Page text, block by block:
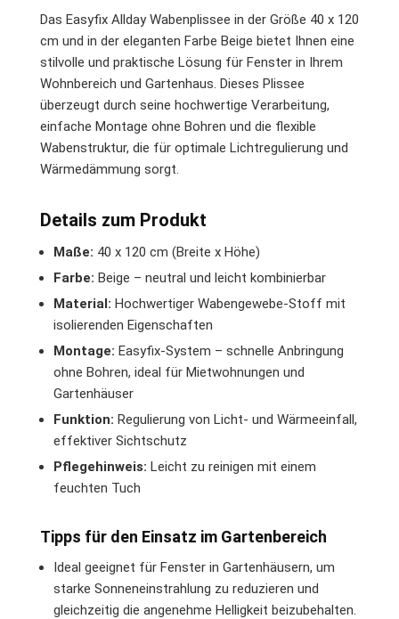
Das Easyfix Allday Wabenplissee in der Größe 40 x 120
cm und in der eleganten Farbe Beige bietet Ihnen eine
stilvolle und praktische Lösung für Fenster in Ihrem
Wohnbereich und Gartenhaus. Dieses Plissee
überzeugt durch seine hochwertige Verarbeitung,
einfache Montage ohne Bohren und die flexible
Wabenstruktur, die für optimale Lichtregulierung und
Wärmedämmung sorgt.
Details zum Produkt
Maße: 40 x 120 cm (Breite x Höhe)
Farbe: Beige – neutral und leicht kombinierbar
Material: Hochwertiger Wabengewebe-Stoff mit
isolierenden Eigenschaften
Montage: Easyfix-System – schnelle Anbringung
ohne Bohren, ideal für Mietwohnungen und
Gartenhäuser
Funktion: Regulierung von Licht- und Wärmeeinfall,
effektiver Sichtschutz
Pflegehinweis: Leicht zu reinigen mit einem
feuchten Tuch
Tipps für den Einsatz im Gartenbereich
Ideal geeignet für Fenster in Gartenhäusern, um
starke Sonneneinstrahlung zu reduzieren und
gleichzeitig die angenehme Helligkeit beizubehalten.